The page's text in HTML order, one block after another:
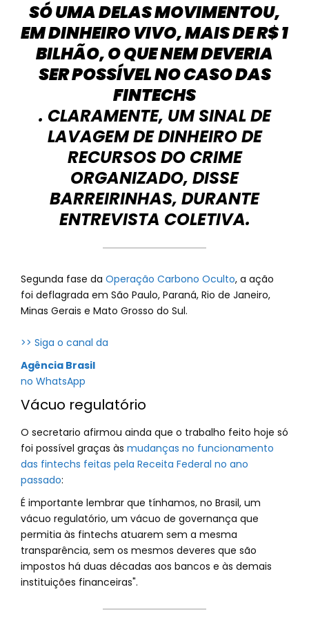
SÓ UMA DELAS MOVIMENTOU,
EM DINHEIRO VIVO, MAIS DE R$ 1
BILHÃO, O QUE NEM DEVERIA
SER POSSÍVEL NO CASO DAS
FINTECHS
. CLARAMENTE, UM SINAL DE
LAVAGEM DE DINHEIRO DE
RECURSOS DO CRIME
ORGANIZADO, DISSE
BARREIRINHAS, DURANTE
ENTREVISTA COLETIVA.
Segunda fase da Operação Carbono Oculto, a ação
foi deflagrada em São Paulo, Paraná, Rio de Janeiro,
Minas Gerais e Mato Grosso do Sul.
>> Siga o canal da
Agência Brasil
no WhatsApp
Vácuo regulatório
O secretario afirmou ainda que o trabalho feito hoje só
foi possível graças às mudanças no funcionamento
das fintechs feitas pela Receita Federal no ano
passado:
É importante lembrar que tínhamos, no Brasil, um
vácuo regulatório, um vácuo de governança que
permitia às fintechs atuarem sem a mesma
transparência, sem os mesmos deveres que são
impostos há duas décadas aos bancos e às demais
instituições financeiras".